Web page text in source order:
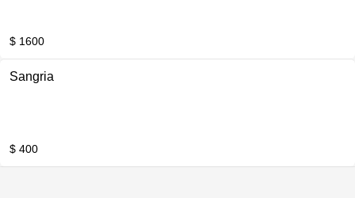
$ 1600
Sangria
$ 400